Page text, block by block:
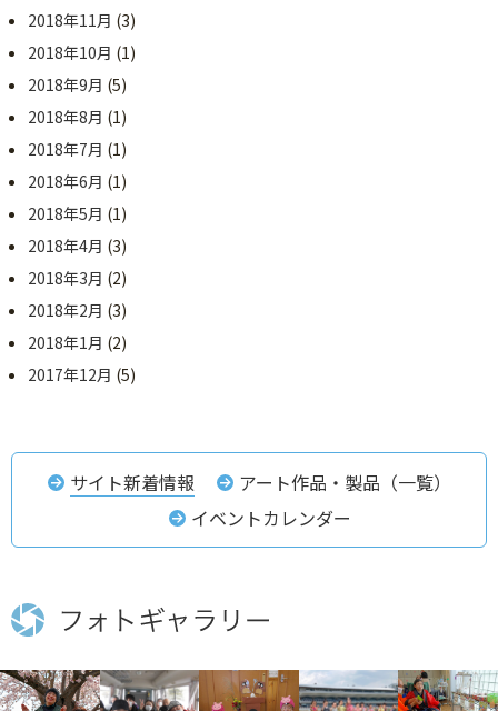
2018年11月 (3)
2018年10月 (1)
2018年9月 (5)
2018年8月 (1)
2018年7月 (1)
2018年6月 (1)
2018年5月 (1)
2018年4月 (3)
2018年3月 (2)
2018年2月 (3)
2018年1月 (2)
2017年12月 (5)
サイト新着情報
アート作品・製品（一覧）
イベントカレンダー